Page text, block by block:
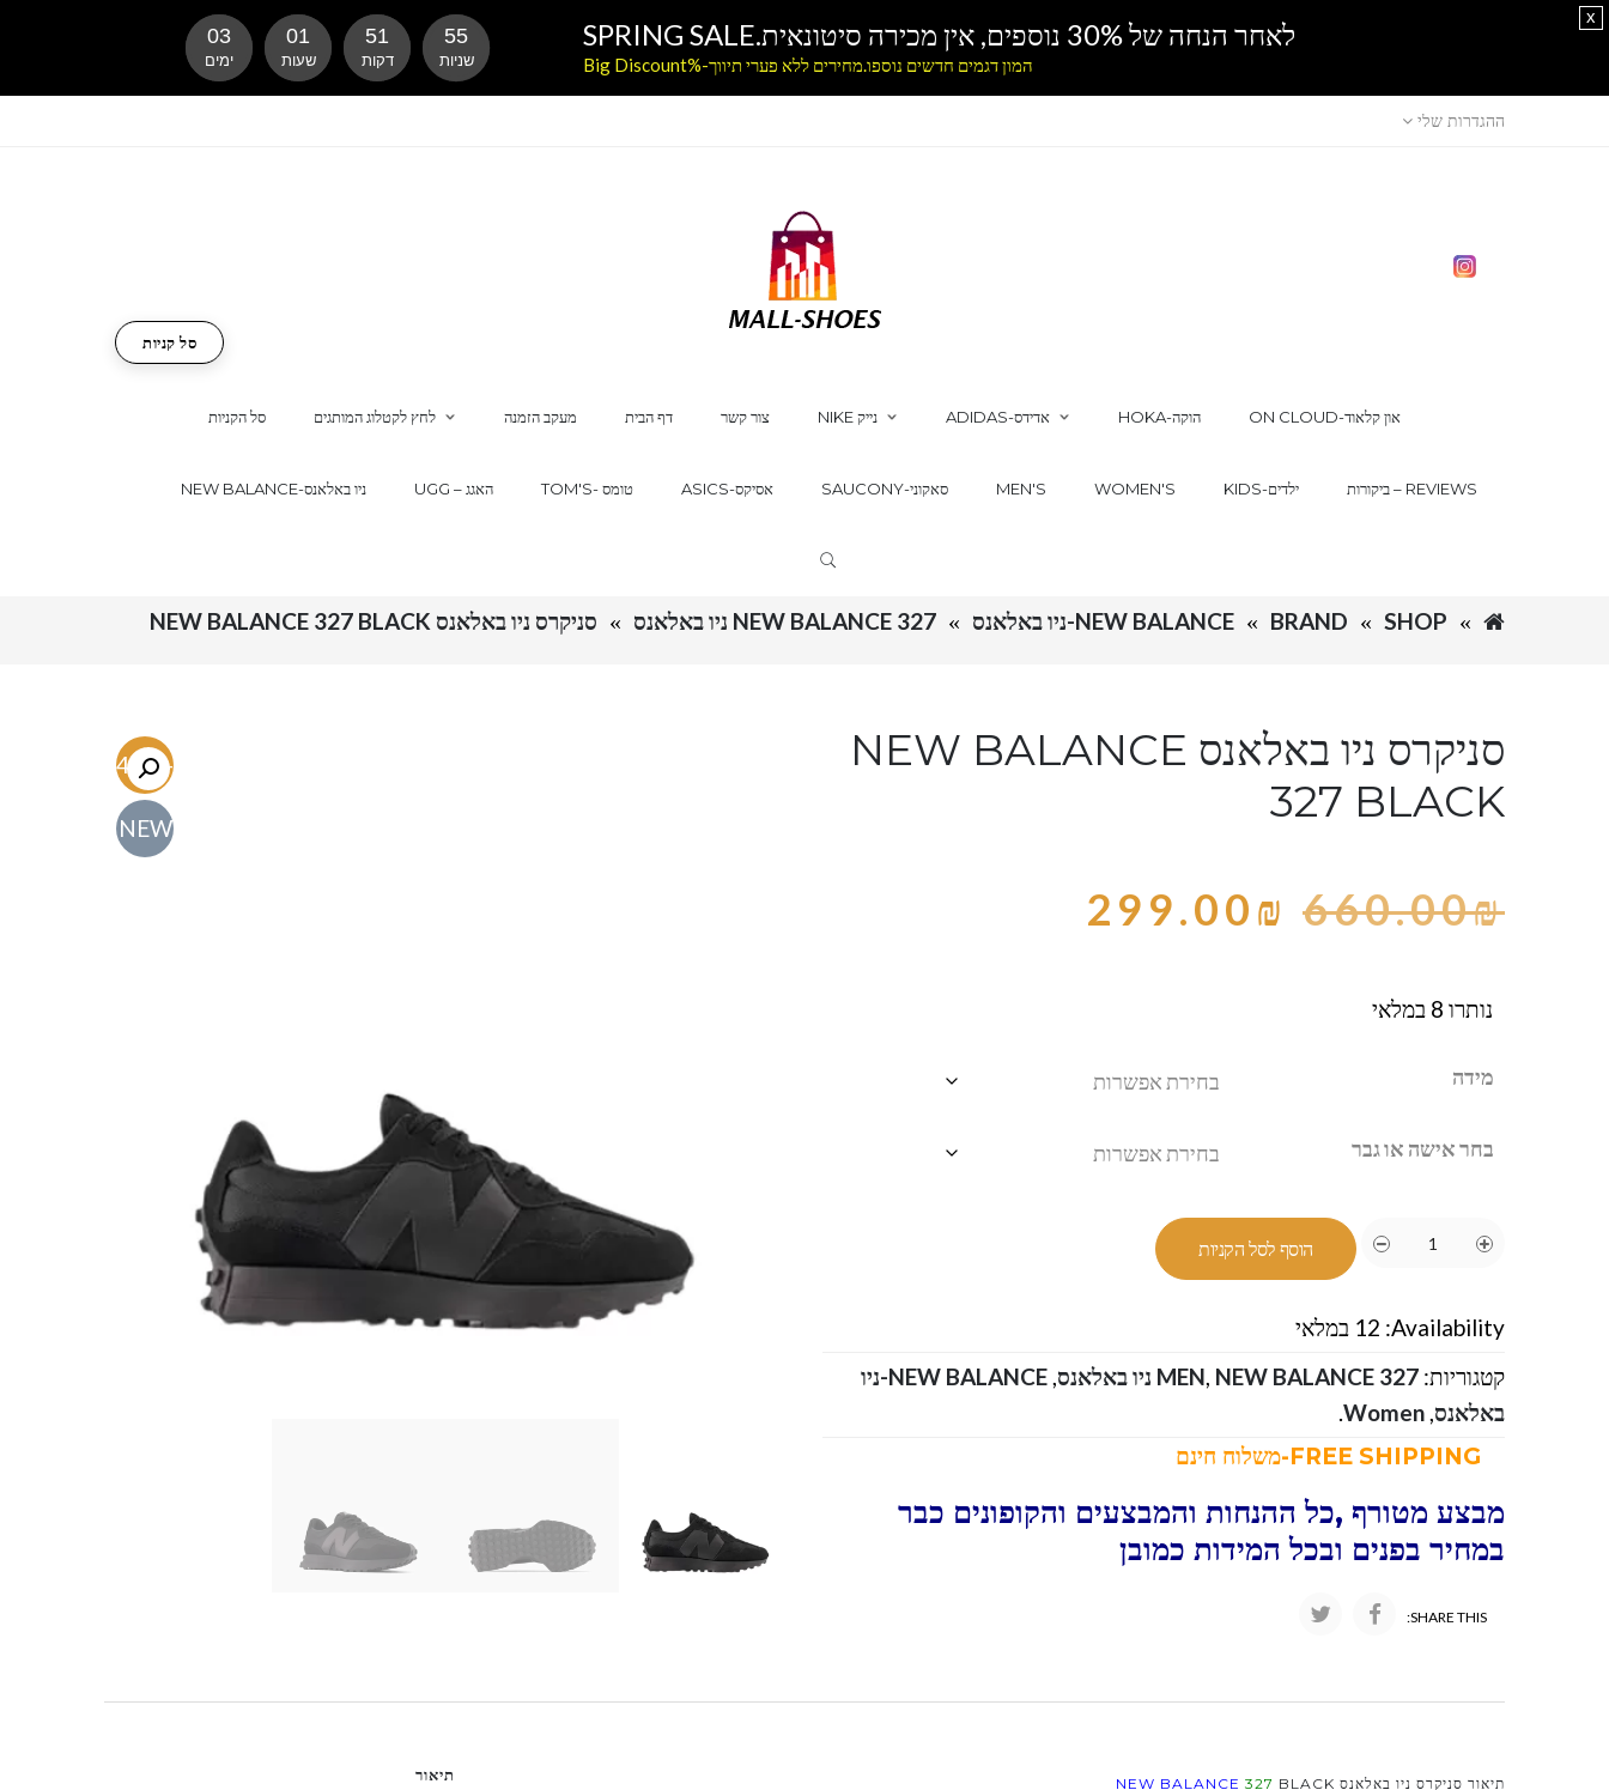
ההגדרות שלי
סל הקניות לחץ לקטלוג המותגים מעקב הזמנה דף הבית צור קשר NIKE נייק ADIDAS-אדידס HOKA-הוקה ON CLOUD-און קלאוד
NEW BALANCE-ניו באלאנס UGG – האגג TOM'S- טומס ASICS-אסיקס SAUCONY-סאקוני MEN'S WOMEN'S KIDS-ילדים ביקורות – REVIEWS
סל קניות
SHOP
BRAND NEW BALANCE-ניו באלאנס NEW BALANCE 327 ניו באלאנס סניקרס ניו באלאנס NEW BALANCE 327 BLACK
-54.7%
NEW
סניקרס ניו באלאנס NEW BALANCE
327 BLACK
660.00₪
299.00₪
נותרו 8 במלאי
מידה
בחר אישה או גבר
הוסף לסל הקניות
Availability: 12 במלאי
קטגוריות:
MEN, NEW BALANCE 327 ניו באלאנס ,
NEW BALANCE-ניו
באלאנס,
Women
.
מבצע מטורף ,כל ההנחות והמבצעים והקופונים כבר
במחיר בפנים ובכל המידות כמובן
SHARE THIS:
תיאור תיאור סניקרס ניו באלאנס NEW BALANCE 327 BLACK
לאחר הנחה של 30% נוספים, אין מכירה סיטונאית.SPRING SALE
המון דגמים חדשים נוספו.מחירים ללא פערי תיווך-%Big Discount
03
ימים
01
שעות
51
דקות
54
שניות
x